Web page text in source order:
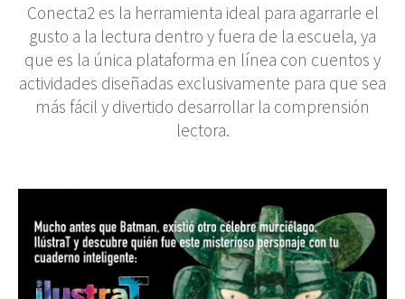
Conecta2 es la herramienta ideal para agarrarle el
gusto a la lectura dentro y fuera de la escuela, ya
que es la única plataforma en línea con cuentos y
actividades diseñadas exclusivamente para que sea
más fácil y divertido desarrollar la comprensión
lectora.